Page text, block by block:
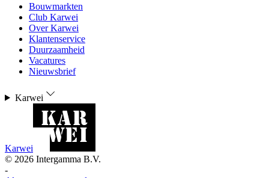
Bouwmarkten
Club Karwei
Over Karwei
Klantenservice
Duurzaamheid
Vacatures
Nieuwsbrief
Karwei
Karwei
© 2026 Intergamma B.V.
-